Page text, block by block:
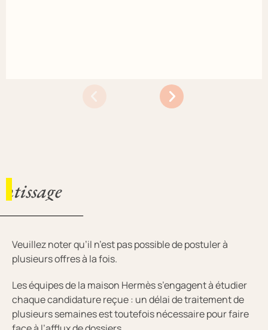
Veuillez noter qu’il n’est pas possible de postuler à
plusieurs offres à la fois.
Les équipes de la maison Hermès s’engagent à étudier
chaque candidature reçue : un délai de traitement de
plusieurs semaines est toutefois nécessaire pour faire